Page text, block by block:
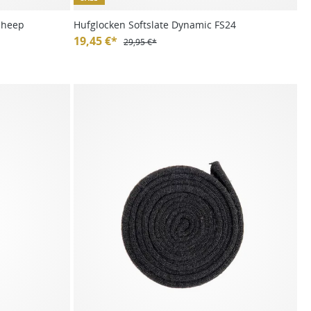
Hufglocken Softslate Dynamic FS24
19,45 €* 29,95 €*